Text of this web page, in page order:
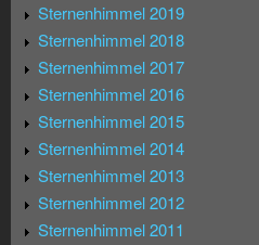
Sternenhimmel 2019
Sternenhimmel 2018
Sternenhimmel 2017
Sternenhimmel 2016
Sternenhimmel 2015
Sternenhimmel 2014
Sternenhimmel 2013
Sternenhimmel 2012
Sternenhimmel 2011